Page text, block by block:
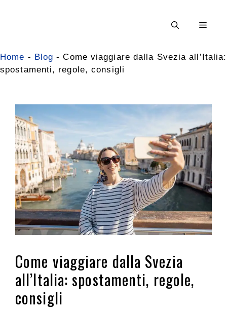
Menu
Home - Blog -Come viaggiare dalla Svezia all’Italia:
spostamenti, regole, consigli
Come viaggiare dalla Svezia
all’Italia: spostamenti, regole,
consigli